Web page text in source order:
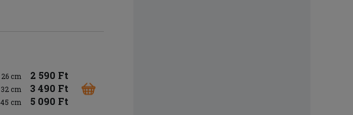
26 cm 2 590 Ft
32 cm 3 490 Ft
45 cm 5 090 Ft